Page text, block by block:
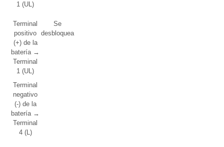
1 (UL)
Terminal
positivo
(+) de la
batería →
Terminal
1 (UL)
Terminal
negativo
(-) de la
batería →
Terminal
4 (L)
Se
desbloquea